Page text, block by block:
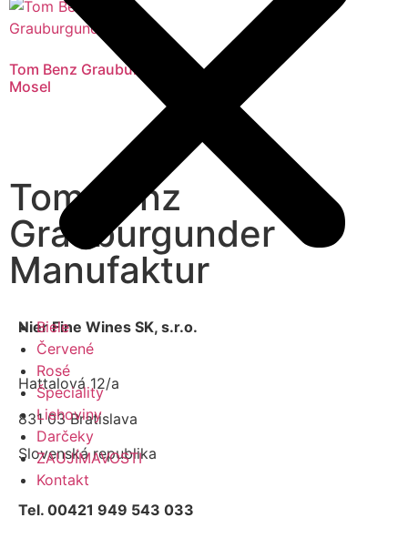
Biele
Červené
Rosé
Špeciality
Liehoviny
Darčeky
ZAUJÍMAVOSTI
Kontakt
Tom Benz Grauburgunder
Mosel
Tom Benz
Grauburgunder
Manufaktur
Nier Fine Wines SK, s.r.o.
Hattalová 12/a
831 03 Bratislava
Slovenská republika
Tel. 00421 949 543 033